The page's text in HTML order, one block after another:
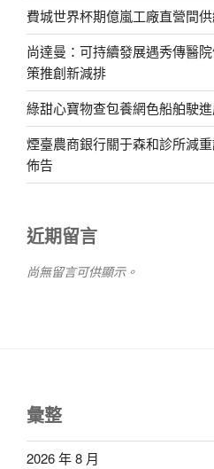
費城世界杯期億嵐工廠直營間
尚達曼：可持續發展遇秀傳醫
策推創新減排
綠甜心寶物查包養網色船舶駛
煙臺農商銀行關于森和診所減
佈告
近期留言
尚無留言可供顯示。
彙整
2026 年 8 月